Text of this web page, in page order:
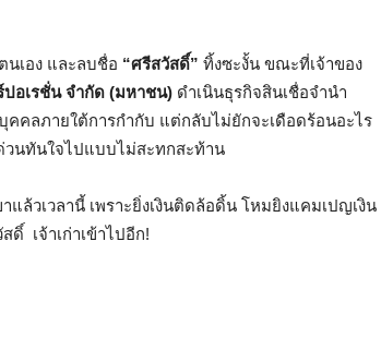
นเอง และลบชื่อ “ศรีสวัสดิ์” ทิ้งซะงั้น ขณะที่เจ้าของ
อเรชั่น จำกัด (มหาชน) ดำเนินธุรกิจสินเชื่อจำนำ
คลภายใต้การกำกับ แต่กลับไม่ยักจะเดือดร้อนอะไร
วนทันใจไปแบบไม่สะทกสะท้าน
ล้วเวลานี้ เพราะยิ่งเงินติดล้อดิ้น โหมยิงแคมเปญเงิน
ดิ์ เจ้าเก่าเข้าไปอีก!